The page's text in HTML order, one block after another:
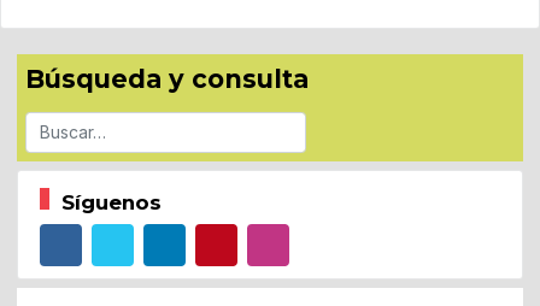
Búsqueda y consulta
Buscar
Síguenos